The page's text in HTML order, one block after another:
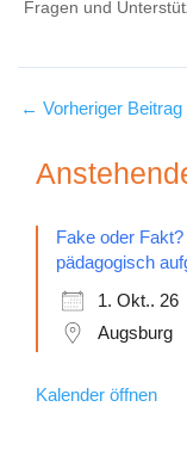
Fragen und
← Vorheriger Beitrag
Fake oder
pädagogisch
1. Okt.. 26
Augsburg
Kalender öffnen